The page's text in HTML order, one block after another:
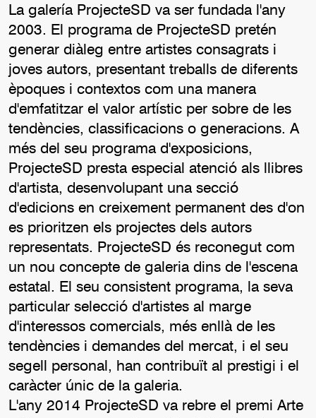
La galería ProjecteSD va ser fundada l'any
2003. El programa de ProjecteSD pretén
generar diàleg entre artistes consagrats i
joves autors, presentant treballs de diferents
èpoques i contextos com una manera
d'emfatitzar el valor artístic per sobre de les
tendències, classificacions o generacions. A
més del seu programa d'exposicions,
ProjecteSD presta especial atenció als llibres
d'artista, desenvolupant una secció
d'edicions en creixement permanent des d'on
es prioritzen els projectes dels autors
representats. ProjecteSD és reconegut com
un nou concepte de galeria dins de l'escena
estatal. El seu consistent programa, la seva
particular selecció d'artistes al marge
d'interessos comercials, més enllà de les
tendències i demandes del mercat, i el seu
segell personal, han contribuït al prestigi i el
caràcter únic de la galeria.
L'any 2014 ProjecteSD va rebre el premi Arte